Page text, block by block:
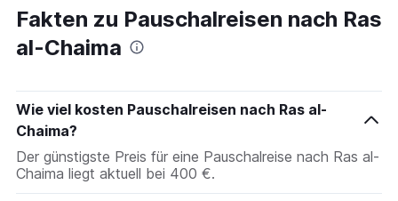
Fakten zu Pauschalreisen nach Ras
al-Chaima
Wie viel kosten Pauschalreisen nach Ras al-
Chaima?
Der günstigste Preis für eine Pauschalreise nach Ras al-
Chaima liegt aktuell bei 400 €.